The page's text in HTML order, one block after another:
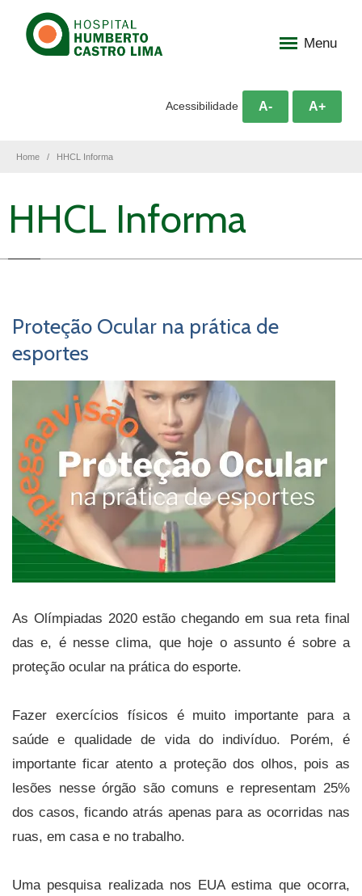
Menu
Acessibilidade A- A+
Home HHCL Informa
HHCL Informa
Proteção Ocular na prática de
esportes
As Olímpiadas 2020 estão chegando em sua reta final
das e, é nesse clima, que hoje o assunto é sobre a
proteção ocular na prática do esporte.
Fazer exercícios físicos é muito importante para a
saúde e qualidade de vida do indivíduo. Porém, é
importante ficar atento a proteção dos olhos, pois as
lesões nesse órgão são comuns e representam 25%
dos casos, ficando atrás apenas para as ocorridas nas
ruas, em casa e no trabalho.
Uma pesquisa realizada nos EUA estima que ocorra,